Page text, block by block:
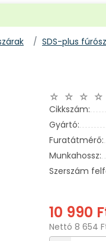
SDS-plus
Cikkszám:
Gyártó:
Furatátmérő:
Munkahossz:
Szerszám
10 990
Nettó 8 654